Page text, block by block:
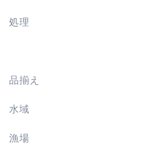
処理
品揃え
水域
漁場